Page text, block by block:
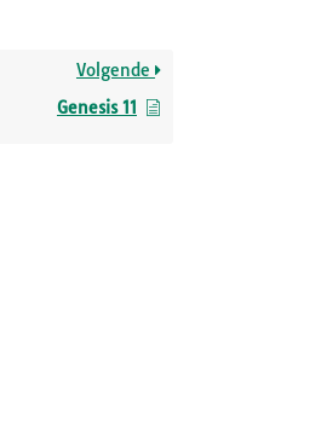
Volgende
Genesis 11